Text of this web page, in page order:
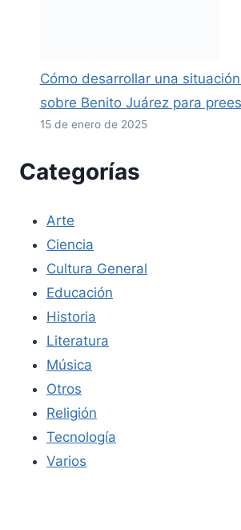
Cómo desarrollar una
sobre Benito Juárez para
15 de enero de 2025
Categorías
Arte
Ciencia
Cultura General
Educación
Historia
Literatura
Música
Otros
Religión
Tecnología
Varios